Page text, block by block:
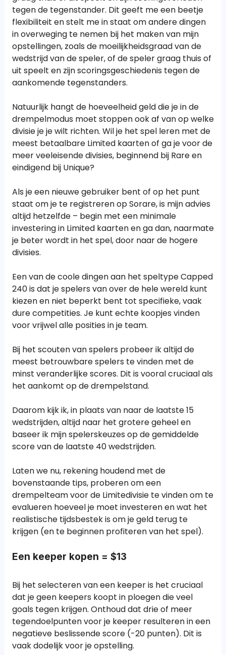
tegen de tegenstander. Dit geeft me een beetje
flexibiliteit en stelt me in staat om andere dingen
in overweging te nemen bij het maken van mijn
opstellingen, zoals de moeilijkheidsgraad van de
wedstrijd van de speler, of de speler graag thuis of
uit speelt en zijn scoringsgeschiedenis tegen de
aankomende tegenstanders.
Natuurlijk hangt de hoeveelheid geld die je in de
drempelmodus moet stoppen ook af van op welke
divisie je je wilt richten. Wil je het spel leren met de
meest betaalbare Limited kaarten of ga je voor de
meer veeleisende divisies, beginnend bij Rare en
eindigend bij Unique?
Als je een nieuwe gebruiker bent of op het punt
staat om je te registreren op Sorare, is mijn advies
altijd hetzelfde – begin met een minimale
investering in Limited kaarten en ga dan, naarmate
je beter wordt in het spel, door naar de hogere
divisies.
Een van de coole dingen aan het speltype Capped
240 is dat je spelers van over de hele wereld kunt
kiezen en niet beperkt bent tot specifieke, vaak
dure competities. Je kunt echte koopjes vinden
voor vrijwel alle posities in je team.
Bij het scouten van spelers probeer ik altijd de
meest betrouwbare spelers te vinden met de
minst veranderlijke scores. Dit is vooral cruciaal als
het aankomt op de drempelstand.
Daarom kijk ik, in plaats van naar de laatste 15
wedstrijden, altijd naar het grotere geheel en
baseer ik mijn spelerskeuzes op de gemiddelde
score van de laatste 40 wedstrijden.
Laten we nu, rekening houdend met de
bovenstaande tips, proberen om een
drempelteam voor de Limitedivisie te vinden om te
evalueren hoeveel je moet investeren en wat het
realistische tijdsbestek is om je geld terug te
krijgen (en te beginnen profiteren van het spel).
Een keeper kopen = $13
Bij het selecteren van een keeper is het cruciaal
dat je geen keepers koopt in ploegen die veel
goals tegen krijgen. Onthoud dat drie of meer
tegendoelpunten voor je keeper resulteren in een
negatieve beslissende score (-20 punten). Dit is
vaak dodelijk voor je opstelling.